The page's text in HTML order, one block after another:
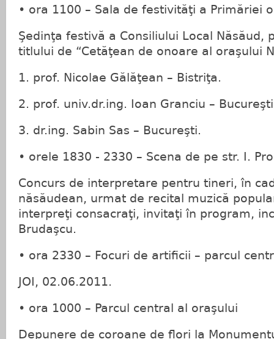
• ora 1100 – Sala de festivităţi a Primăriei
Şedinţa festivă a Consiliului Local Năsăud,
titlului de “Cetăţean de onoare al oraşului
1. prof. Nicolae Gălăţean – Bistriţa.
2. prof. univ.dr.ing. Ioan Granciu –
3. dr.ing. Sabin Sas – Bucureşti.
• orele 1830 - 2330 – Scena de pe str. I.
Concurs de interpretare pentru tineri, în
năsăudean, urmat de recital muzică
interpreţi consacraţi, invitaţi în program,
Brudaşcu.
• ora 2330 – Focuri de artificii – parcul
JOI, 02.06.2011.
• ora 1000 – Parcul central al oraşului
Depunere de coroane de flori la